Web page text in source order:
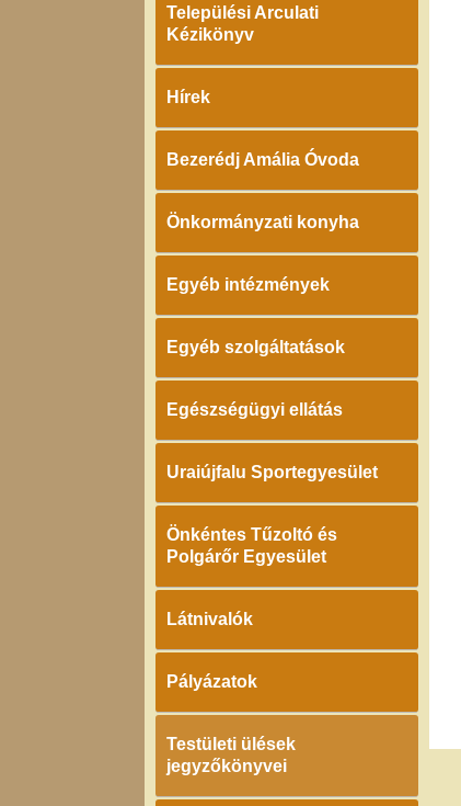
Települési Arculati
Kézikönyv
Hírek
Bezerédj Amália Óvoda
Önkormányzati konyha
Egyéb intézmények
Egyéb szolgáltatások
Egészségügyi ellátás
Uraiújfalu Sportegyesület
Önkéntes Tűzoltó és
Polgárőr Egyesület
Látnivalók
Pályázatok
Testületi ülések
jegyzőkönyvei